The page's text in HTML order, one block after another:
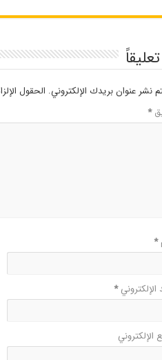
نشر عنوان بريدك الإلكتروني. الحقول
*
*
الإلكتروني*
الإلكتروني